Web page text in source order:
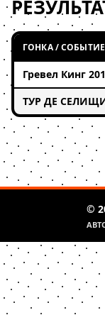
ГОНКА / СОБЫТИЕ
Гревел Кинг
ТУР ДЕ
©